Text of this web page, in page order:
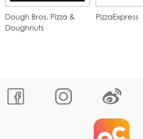
Dough Bros. Pizza &
Doughnuts
PizzaExpress